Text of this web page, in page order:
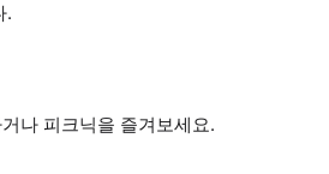
.
나 피크닉을 즐겨보세요.